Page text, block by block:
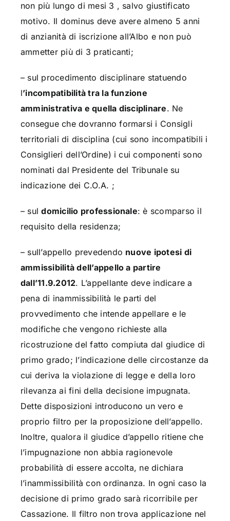
non più lungo di mesi 3 , salvo giustificato
motivo. Il dominus deve avere almeno 5 anni
di anzianità di iscrizione all’Albo e non può
ammetter più di 3 praticanti;
– sul procedimento disciplinare statuendo
l’incompatibilità tra la funzione
amministrativa e quella disciplinare. Ne
consegue che dovranno formarsi i Consigli
territoriali di disciplina (cui sono incompatibili i
Consiglieri dell’Ordine) i cui componenti sono
nominati dal Presidente del Tribunale su
indicazione dei C.O.A. ;
– suldomicilio professionale: è scomparso il
requisito della residenza;
– sull’appello prevedendo nuove ipotesi di
ammissibilità dell’appello a partire
dall’11.9.2012. L’appellante deve indicare a
pena di inammissibilità le parti del
provvedimento che intende appellare e le
modifiche che vengono richieste alla
ricostruzione del fatto compiuta dal giudice di
primo grado; l’indicazione delle circostanze da
cui deriva la violazione di legge e della loro
rilevanza ai fini della decisione impugnata.
Dette disposizioni introducono un vero e
proprio filtro per la proposizione dell’appello.
Inoltre, qualora il giudice d’appello ritiene che
l’impugnazione non abbia ragionevole
probabilità di essere accolta, ne dichiara
l’inammissibilità con ordinanza. In ogni caso la
decisione di primo grado sarà ricorribile per
Cassazione. Il filtro non trova applicazione nel